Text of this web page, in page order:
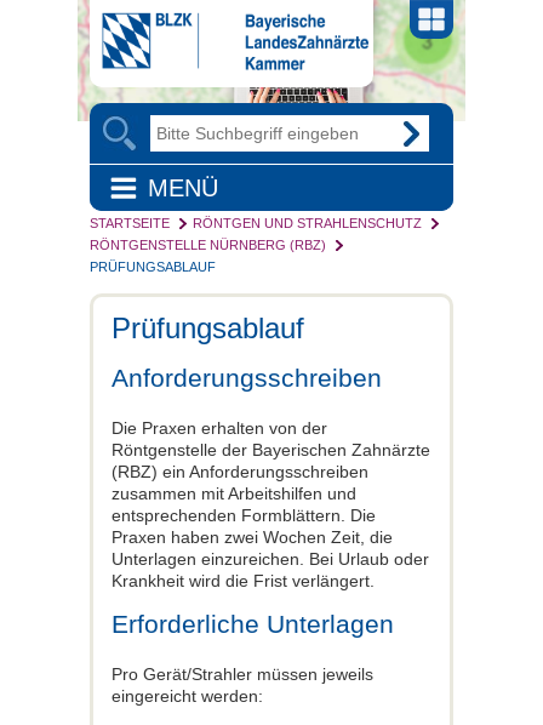
MENÜ
STARTSEITE
RÖNTGEN UND STRAHLENSCHUTZ
RÖNTGENSTELLE NÜRNBERG (RBZ)
PRÜFUNGSABLAUF
Prüfungsablauf
Anforderungsschreiben
Die Praxen erhalten von der
Röntgenstelle der Bayerischen Zahnärzte
(RBZ) ein Anforderungsschreiben
zusammen mit Arbeitshilfen und
entsprechenden Formblättern. Die
Praxen haben zwei Wochen Zeit, die
Unterlagen einzureichen. Bei Urlaub oder
Krankheit wird die Frist verlängert.
Erforderliche Unterlagen
Pro Gerät/Strahler müssen jeweils
eingereicht werden: